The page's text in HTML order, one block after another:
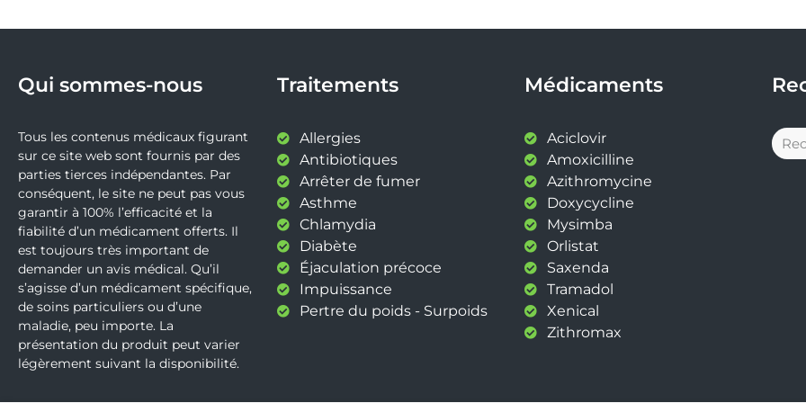
Qui sommes-nous
Tous les contenus médicaux figurant
sur ce site web sont fournis par des
parties tierces indépendantes. Par
conséquent, le site ne peut pas vous
garantir à 100% l’efficacité et la
fiabilité d’un médicament offerts. Il
est toujours très important de
demander un avis médical. Qu’il
s’agisse d’un médicament spécifique,
de soins particuliers ou d’une
maladie, peu importe. La
présentation du produit peut varier
légèrement suivant la disponibilité.
Traitements
Allergies
Antibiotiques
Arrêter de fumer
Asthme
Chlamydia
Diabète
Éjaculation précoce
Impuissance
Pertre du poids - Surpoids
Médicaments
Aciclovir
Amoxicilline
Azithromycine
Doxycycline
Mysimba
Orlistat
Saxenda
Tramadol
Xenical
Zithromax